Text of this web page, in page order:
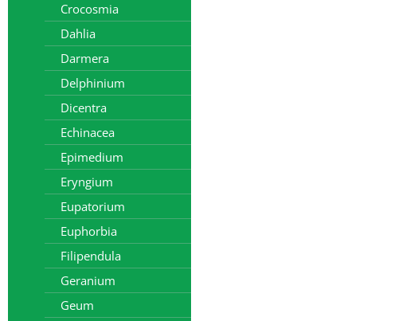
Crocosmia
Dahlia
Darmera
Delphinium
Dicentra
Echinacea
Epimedium
Eryngium
Eupatorium
Euphorbia
Filipendula
Geranium
Geum